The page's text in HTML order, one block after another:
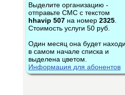
Выделите организацию -
отправьте СМС с текстом
hhavip 507 на номер 2325
Стоимость услуги 50 руб.
Один месяц она будет
в самом начале списка и
выделена цветом.
Информация для абонентов